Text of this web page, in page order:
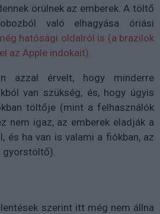
örülnek az emberek. A töltő
való elhagyása óriási
hatósági oldalról is (a brazilok
az Apple indokait)
azzal érvelt, hogy minderre
van szükség, és, hogy úgyis
töltője (mint a felhasználók
nem igaz, az emberek eladják a
és ha van is valami a fiókban, az
gyorstöltő).
szerint itt még nem állna